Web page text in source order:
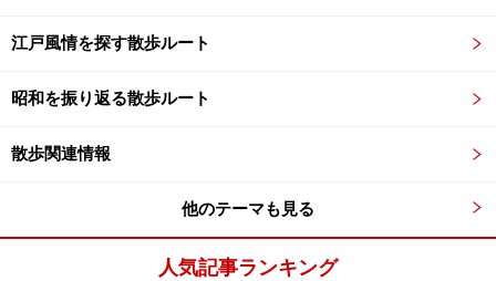
江戸風情を探す散歩ルート
昭和を振り返る散歩ルート
散歩関連情報
他のテーマも見る
人気記事ランキング